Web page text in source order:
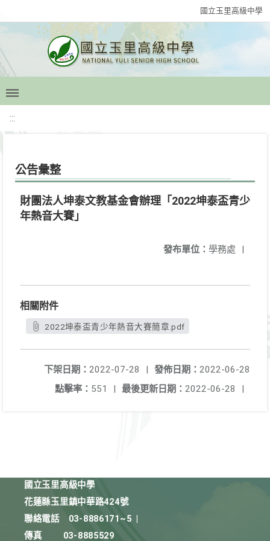
國立玉里高級中學
:::
公告彙整
財團法人坤泰文教基金會辦理「2022坤泰盃青少
年熱音大賽」
發布單位： 學務處 |
相關附件
2022坤泰盃青少年熱音大賽簡章.pdf
發佈日期： 2022-06-28
下架日期： 2022-07-28
|
最後更新日期： 2022-06-28 |
點擊率： 551 |
國立玉里高級中學
花蓮縣玉里鎮中華路424號
聯絡電話
03-8886171~5
傳真
03-8885529